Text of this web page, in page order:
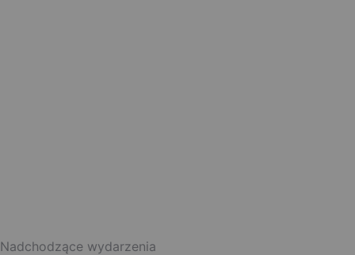
Nadchodzące wydarzenia